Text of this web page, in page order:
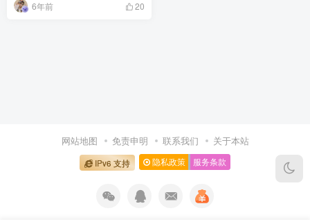
6年前 20
网站地图 免责申明 联系我们 关于本站
IPv6 支持 隐私政策 服务条款